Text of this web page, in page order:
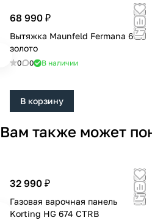
68 990 ₽
Вытяжка Maunfeld Fermana 60
золото
0 0 В наличии
В корзину
Вам также может
32 990 ₽
Газовая варочная панель
Korting HG 674 CTRB